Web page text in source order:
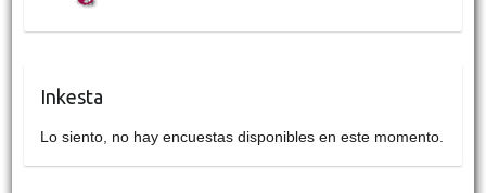
Inkesta
Lo siento, no hay encuestas disponibles en este momento.